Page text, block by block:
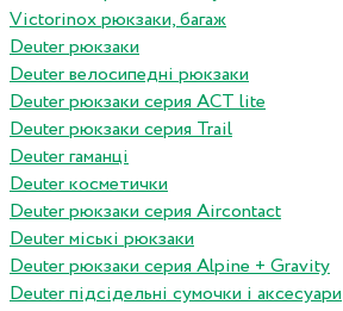
Victorinox рюкзаки, багаж
Deuter рюкзаки
Deuter велосипедні рюкзаки
Deuter рюкзаки серия ACT lite
Deuter рюкзаки серия Trail
Deuter гаманці
Deuter косметички
Deuter рюкзаки серия Aircontact
Deuter міські рюкзаки
Deuter рюкзаки серия Alpine + Gravity
Deuter підсідельні сумочки і аксесуари